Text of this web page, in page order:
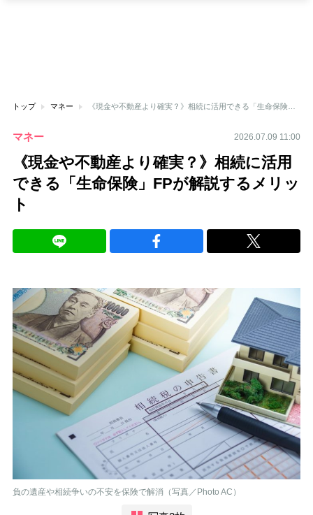
トップ マネー 《現金や不動産より確実？》相続に活用できる「生命保険」FPが解説するメリット
マネー 2026.07.09 11:00
《現金や不動産より確実？》相続に活用
できる「生命保険」FPが解説するメリッ
ト
負の遺産や相続争いの不安を保険で解消（写真／Photo AC）